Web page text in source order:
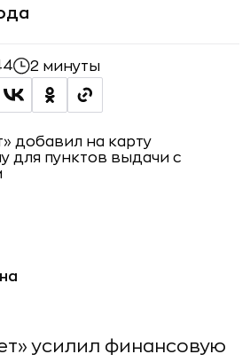
2 минуты
усилил финансовую